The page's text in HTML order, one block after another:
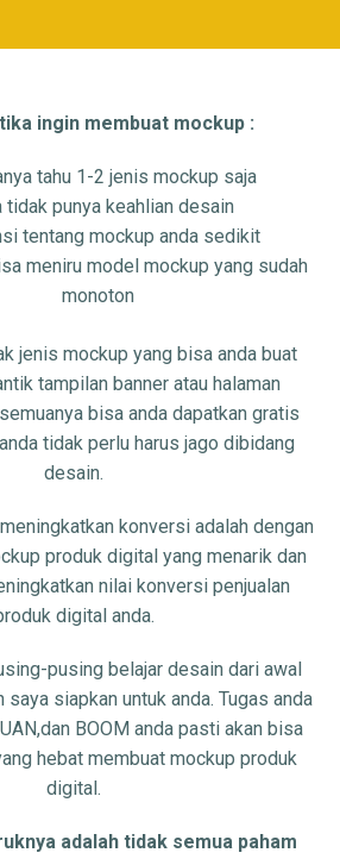
ingin membuat mockup :
tahu 1-2 jenis mockup saja
tidak punya keahlian desain
tentang mockup anda sedikit
meniru model mockup yang sudah
monoton
jenis mockup yang bisa anda buat
tampilan banner atau halaman
bisa anda dapatkan gratis
tidak perlu harus jago dibidang
desain.
konversi adalah dengan
produk digital yang menarik dan
nilai konversi penjualan
digital anda.
pusing belajar desain dari awal
saya siapkan untuk anda. Tugas anda
BOOM anda pasti akan bisa
hebat membuat mockup produk
digital.
adalah tidak semua paham